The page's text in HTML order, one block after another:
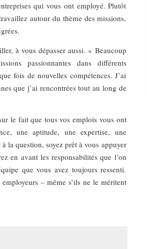
qui vous ont employé. Plutôt
autour du thème des missions,
à vous dépasser aussi. « Beaucoup
passionnantes dans différents
fois de nouvelles compétences. J’ai
que j’ai rencontrées tout au long de
le fait que tous vos emplois vous ont
une aptitude, une expertise, une
la question, soyez prêt à vous appuyer
en avant les responsabilités que l’on
que vous avez toujours ressenti.
– même s’ils ne le méritent